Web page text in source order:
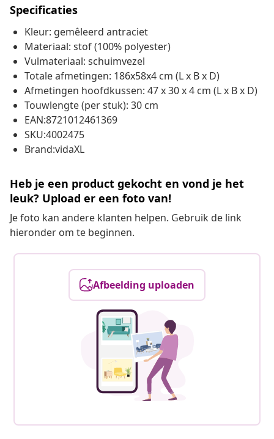
Specificaties
Kleur: gemêleerd antraciet
Materiaal: stof (100% polyester)
Vulmateriaal: schuimvezel
Totale afmetingen: 186x58x4 cm (L x B x D)
Afmetingen hoofdkussen: 47 x 30 x 4 cm (L x B x D)
Touwlengte (per stuk): 30 cm
EAN:8721012461369
SKU:4002475
Brand:vidaXL
Heb je een product gekocht en vond je het
leuk? Upload er een foto van!
Je foto kan andere klanten helpen. Gebruik de link
hieronder om te beginnen.
Afbeelding uploaden